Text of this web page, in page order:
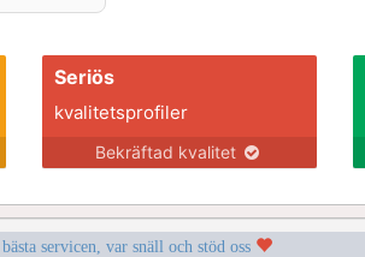
Seriös
kvalitetsprofiler
Bekräftad kvalitet
servicen, var snäll och stöd oss